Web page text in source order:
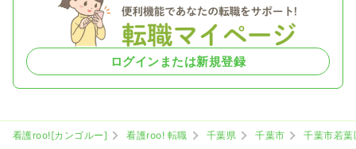
ログインまたは新規登録
看護roo![カンゴルー] 看護roo! 転職 千葉県 千葉市
千葉市若葉